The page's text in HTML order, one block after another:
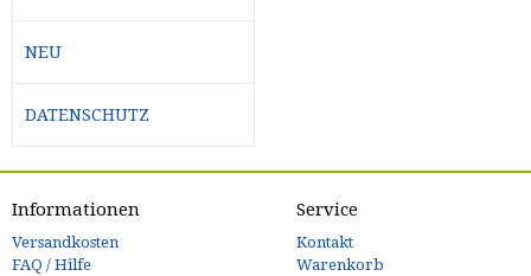
NEU
DATENSCHUTZ
Informationen
Versandkosten
FAQ / Hilfe
Service
Kontakt
Warenkorb